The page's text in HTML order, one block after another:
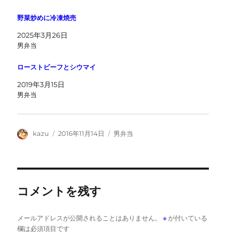
野菜炒めに冷凍焼売
2025年3月26日
男弁当
ローストビーフとシウマイ
2019年3月15日
男弁当
投
kazu
投
2016年11月14日
カ
男弁当
コメントを残す
メールアドレスが公開されることはありません。 ※ が付いている
欄は必須項目です